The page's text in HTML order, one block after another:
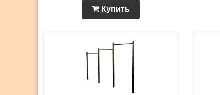
Купить